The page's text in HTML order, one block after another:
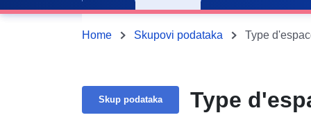
Home Skupovi podataka Type
Skup podataka Type